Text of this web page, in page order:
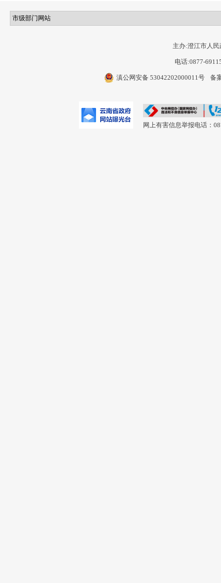
主办:澄江市人民
电话:0877-
滇公网安备 53042202000011号 备
网上有害信息举报电话：